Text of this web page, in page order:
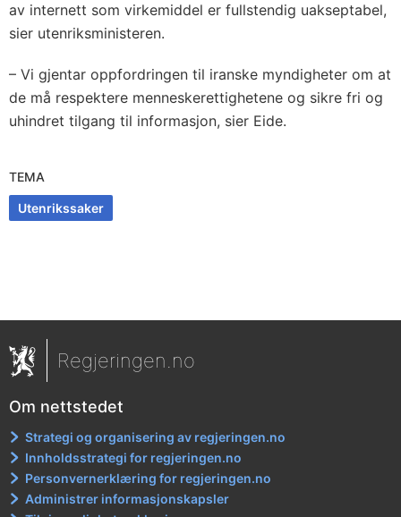
av internett som virkemiddel er fullstendig uakseptabel,
sier utenriksministeren.
– Vi gjentar oppfordringen til iranske myndigheter om at
de må respektere menneskerettighetene og sikre fri og
uhindret tilgang til informasjon, sier Eide.
TEMA
Utenrikssaker
Regjeringen.no
Om nettstedet
Strategi og organisering av regjeringen.no
Innholdsstrategi for regjeringen.no
Personvernerklæring for regjeringen.no
Administrer informasjonskapsler